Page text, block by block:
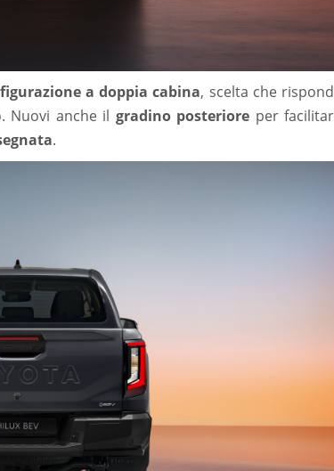
a doppia cabina, scelta che
Nuovi anche il gradino posteriore per
.